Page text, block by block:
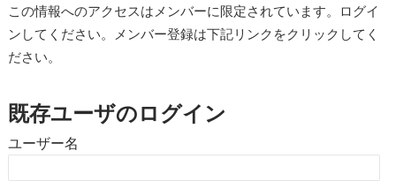
この情報へのアクセスはメンバーに限定されています。ログイ
ンしてください。メンバー登録は下記リンクをクリックしてく
ださい。
既存ユーザのログイン
ユーザー名